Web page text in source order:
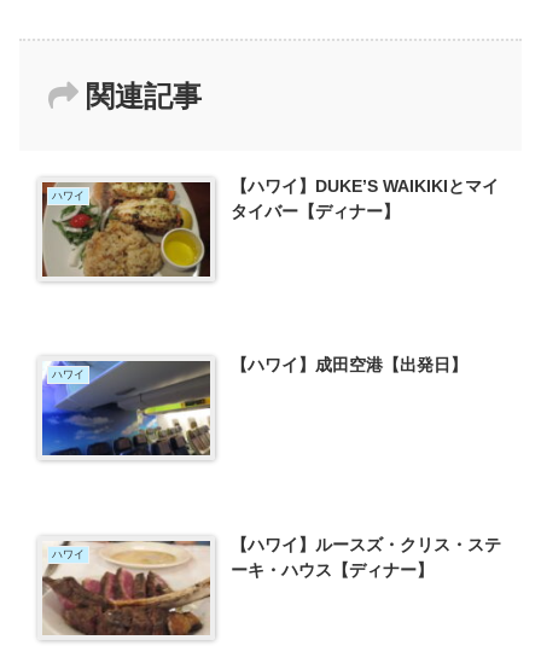
関連記事
ハワイ
【ハワイ】DUKE’S WAIKIKIとマイ
タイバー【ディナー】
ハワイ 【ハワイ】成田空港【出発日】
ハワイ
【ハワイ】ルースズ・クリス・ステ
ーキ・ハウス【ディナー】